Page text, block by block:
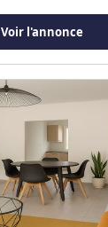
Voir l'annonce